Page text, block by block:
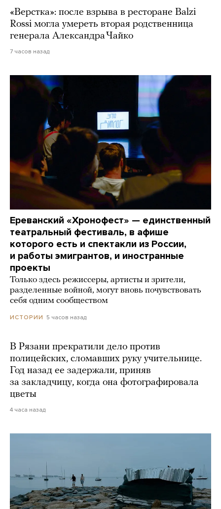
«Верстка»: после взрыва в ресторане Balzi
Rossi могла умереть вторая родственница
генерала Александра Чайко
7 часов назад
Ереванский «Хронофест» — единственный
театральный фестиваль, в афише
которого есть и спектакли из России,
и работы эмигрантов, и иностранные
проекты
Только здесь режиссеры, артисты и зрители,
разделенные войной, могут вновь почувствовать
себя одним сообществом
ИСТОРИИ 5 часов назад
В Рязани прекратили дело против
полицейских, сломавших руку учительнице.
Год назад ее задержали, приняв
за закладчицу, когда она фотографировала
цветы
4 часа назад